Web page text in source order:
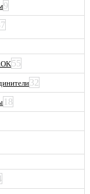
9
55
32
18